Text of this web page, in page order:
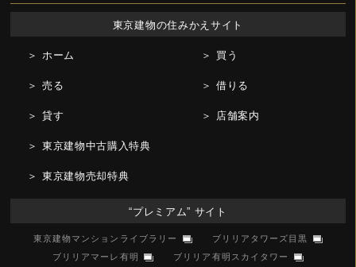
東京建物の住みかえサイト
＞ ホーム ＞ 買う
＞ 売る ＞ 借りる
＞ 貸す ＞ 店舗案内
＞ 東京建物中古購入特典
＞ 東京建物売却特典
“プレミアム” サイト
東京建物マンションライブラリー
ブリリアタワーズ目黒
ブリリアマーレ有明
ブリリア有明スカイタワー